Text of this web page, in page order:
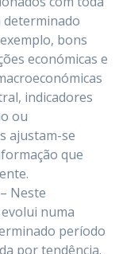
bons
económicas e
indicadores
ou
ajustam-se
que
– Neste
numa
período
por tendência.